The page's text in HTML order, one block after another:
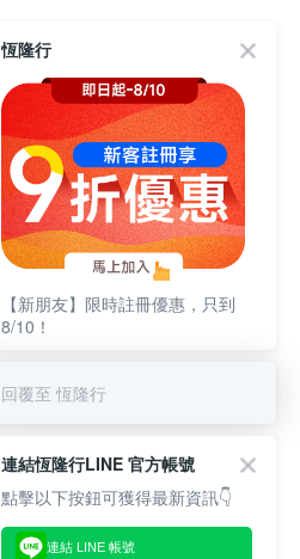
恆隆行
【新朋友】限時註冊優惠，只到
8/10！
回覆至 恆隆行
連結恆隆行LINE 官方帳號
點擊以下按鈕可獲得最新資訊👇
連結 LINE 帳號